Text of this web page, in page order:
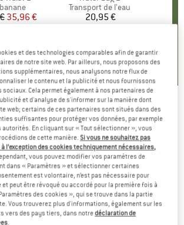
group
Prix
Prix réduit
35,96 €
5,0( 3
Product group
Transport de l'eau
Prix
20,95 €
5,0 (6
- Sac banane
et des technologies comparables afin de garantir
de notre site web. Par ailleurs, nous proposons des
supplémentaires, nous analysons notre flux de
le contenu et la publicité et nous fournissons
Cela permet également à nos partenaires de
et d'analyse de s'informer sur la manière dont
web; certains de ces partenaires sont situés dans des
suffisantes pour protéger vos données, par exemple
En cliquant sur « Tout sélectionner », vous
de cette manière.Si vous ne souhaitez pas
l’exception des cookies techniquement nécessaires,
vous pouvez modifier vos paramètres de
dans « Paramètres » et sélectionner certaines
est volontaire, n’est pas nécessaire pour
peut être révoqué ou accordé pour la première fois à
des cookies », qui se trouve dans la partie
Vous trouverez plus d'informations, également sur les
vers des pays tiers, dans notredéclaration de
.